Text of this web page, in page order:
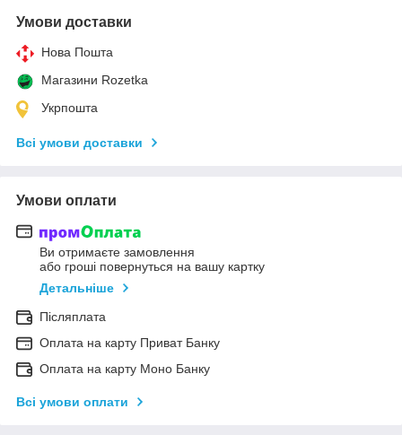
Умови доставки
Нова Пошта
Магазини Rozetka
Укрпошта
Всі умови доставки
Умови оплати
Ви отримаєте замовлення
або гроші повернуться на вашу картку
Детальніше
Післяплата
Оплата на карту Приват Банку
Оплата на карту Моно Банку
Всі умови оплати